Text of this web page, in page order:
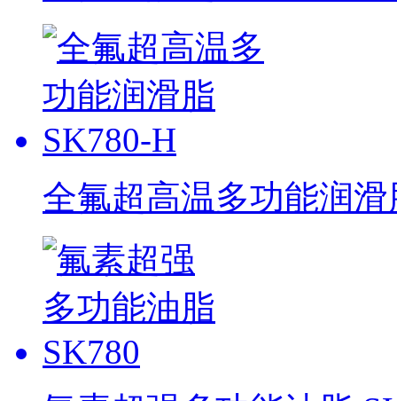
全氟超高温多功能润滑